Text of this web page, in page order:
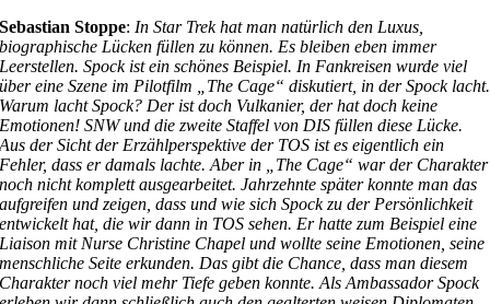
Sebastian Stoppe: In Star Trek hat man natürlich den Luxus,
biographische Lücken füllen zu können. Es bleiben eben immer
Leerstellen. Spock ist ein schönes Beispiel. In Fankreisen wurde viel
über eine Szene im Pilotfilm „The Cage“ diskutiert, in der Spock lacht.
Warum lacht Spock? Der ist doch Vulkanier, der hat doch keine
Emotionen! SNW und die zweite Staffel von DIS füllen diese Lücke.
Aus der Sicht der Erzählperspektive der TOS ist es eigentlich ein
Fehler, dass er damals lachte. Aber in „The Cage“ war der Charakter
noch nicht komplett ausgearbeitet. Jahrzehnte später konnte man das
aufgreifen und zeigen, dass und wie sich Spock zu der Persönlichkeit
entwickelt hat, die wir dann in TOS sehen. Er hatte zum Beispiel eine
Liaison mit Nurse Christine Chapel und wollte seine Emotionen, seine
menschliche Seite erkunden. Das gibt die Chance, dass man diesem
Charakter noch viel mehr Tiefe geben konnte. Als Ambassador Spock